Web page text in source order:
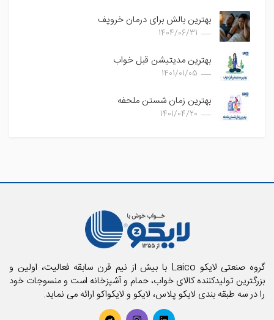
بهترین بالش برای درمان خروپف
1404/06/31
بهترین مدیتیشن قبل خواب
1401/01/05
بهترین زمان شستن ملحفه
1401/04/20
گروه صنعتی لایکو Laico با بیش از نیم قرن سابقه فعالیت، اولین و
بزرگترین تولیدکننده کالای خواب، حمام و آشپزخانه است و منسوجات خود
را در سه طبقه بندی لایکو پلاس، لایکو و لایکواکو ارائه می نماید.